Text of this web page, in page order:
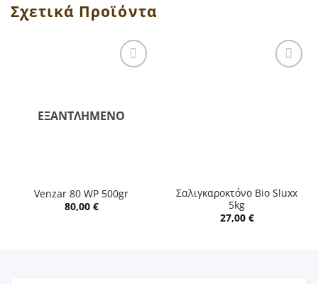
Σχετικά Προϊόντα
ΕΞΑΝΤΛΗΜΈΝΟ
Venzar 80 WP 500gr
80,00 €
Σαλιγκαροκτόνο Bio Sluxx
5kg
27,00 €